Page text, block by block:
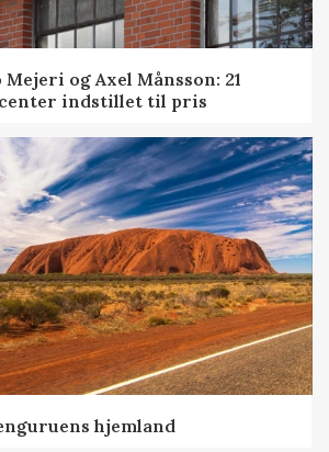
og Axel Månsson: 21
indstillet til pris
hjemland